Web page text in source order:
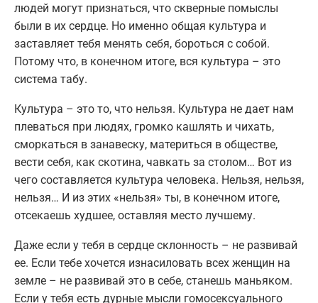
людей могут признаться, что скверные помыслы
были в их сердце. Но именно общая культура и
заставляет тебя менять себя, бороться с собой.
Потому что, в конечном итоге, вся культура – это
система табу.
Культура – это то, что нельзя. Культура не дает нам
плеваться при людях, громко кашлять и чихать,
сморкаться в занавеску, материться в обществе,
вести себя, как скотина, чавкать за столом… Вот из
чего составляется культура человека. Нельзя, нельзя,
нельзя… И из этих «нельзя» ты, в конечном итоге,
отсекаешь худшее, оставляя место лучшему.
Даже если у тебя в сердце склонность – не развивай
ее. Если тебе хочется изнасиловать всех женщин на
земле – не развивай это в себе, станешь маньяком.
Если у тебя есть дурные мысли гомосексуального